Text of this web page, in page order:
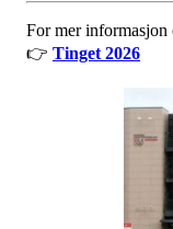
For mer informasjon
👉 Tinget 2026